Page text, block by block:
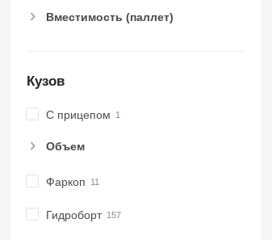
Вместимость (паллет)
Кузов
С прицепом
Объем
Фаркоп
Гидроборт